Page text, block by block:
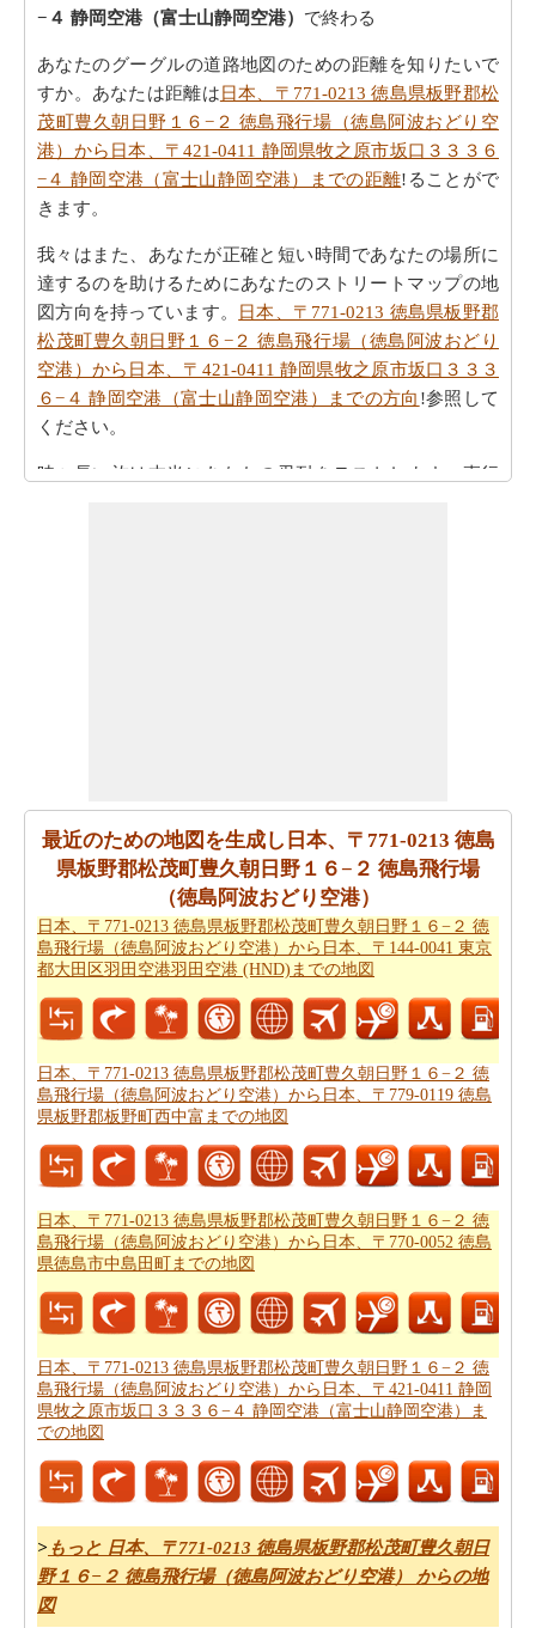
−４ 静岡空港（富士山静岡空港） で終わる
あなたのグーグルの道路地図のための距離を知りたいで
すか。あなたは距離は日本、〒771-0213 徳島県板野郡松
茂町豊久朝日野１６−２ 徳島飛行場（徳島阿波おどり空
港）から日本、〒421-0411 静岡県牧之原市坂口３３３６
−４ 静岡空港（富士山静岡空港）までの距離!ることがで
きます。
我々はまた、あなたが正確と短い時間であなたの場所に
達するのを助けるためにあなたのストリートマップの地
図方向を持っています。
日本、〒771-0213 徳島県板野郡
松茂町豊久朝日野１６−２ 徳島飛行場（徳島阿波おどり
空港）から日本、〒421-0411 静岡県牧之原市坂口３３３
６−４ 静岡空港（富士山静岡空港）までの方向 !参照して
ください。
時々長い旅は本当にあなたの忍耐をテストします。直行
とができます。
すべてのより良い計画にポイントするために必要な最も
重要なご旅行の要約を取得しますか。ここに - 旅行は
本、〒771-0213 徳島県板野郡松茂町豊久朝日野１６−２
徳島飛行場（徳島阿波おどり空港）から日本、〒421-
0411 静岡県牧之原市坂口３３３６−４ 静岡空港（富士山
静岡空港）までの旅行を計画するのに役立ちます。
ご旅行中の時間的な制約がありましたか。より良いあな
たの飛行時間を管理するために探しますか。あなたは日
本、〒771-0213 徳島県板野郡松茂町豊久朝日野１６−２
徳島飛行場（徳島阿波おどり空港）から日本、〒421-
0411 静岡県牧之原市坂口３３３６−４ 静岡空港（富士山
静岡空港）までの飛行時間を見つけることができます。
自分がより良い日本、〒771-0213 徳島県板野郡松茂町豊
久朝日野１６−２ 徳島飛行場（徳島阿波おどり空港）か
ら日本、〒421-0411 静岡県牧之原市坂口３３３６−４ 静
岡空港（富士山静岡空港）までのあなたの旅行を計画す
るのに役立ちます。
あなたはそれが確からしいの停止ポイントとあなたの旅
の途中でポイントを与えマップたいですか。日本、〒
771-0213 徳島県板野郡松茂町豊久朝日野１６−２ 徳島飛
行場（徳島阿波おどり空港）から日本、〒421-0411 静岡
県牧之原市坂口３３３６−４ 静岡空港（富士山静岡空
とをお勧めします。
あなたは旅行のための旅行費用計算機を探しています
最近のための地図を生成し日本、〒771-0213 徳島
県板野郡松茂町豊久朝日野１６−２ 徳島飛行場
（徳島阿波おどり空港）
日本、〒771-0213 徳島県板野郡松茂町豊久朝日野１６−２ 徳
島飛行場（徳島阿波おどり空港）から日本、〒144-0041 東京
都大田区羽田空港羽田空港 (HND)までの地図
日本、〒771-0213 徳島県板野郡松茂町豊久朝日野１６−２ 徳
島飛行場（徳島阿波おどり空港）から日本、〒779-0119 徳島
県板野郡板野町西中富までの地図
日本、〒771-0213 徳島県板野郡松茂町豊久朝日野１６−２ 徳
島飛行場（徳島阿波おどり空港）から日本、〒770-0052 徳島
県徳島市中島田町までの地図
日本、〒771-0213 徳島県板野郡松茂町豊久朝日野１６−２ 徳
島飛行場（徳島阿波おどり空港）から日本、〒421-0411 静岡
県牧之原市坂口３３３６−４ 静岡空港（富士山静岡空港）ま
での地図
> もっと 日本、〒771-0213 徳島県板野郡松茂町豊久朝日
野１６−２ 徳島飛行場（徳島阿波おどり空港） からの地
図